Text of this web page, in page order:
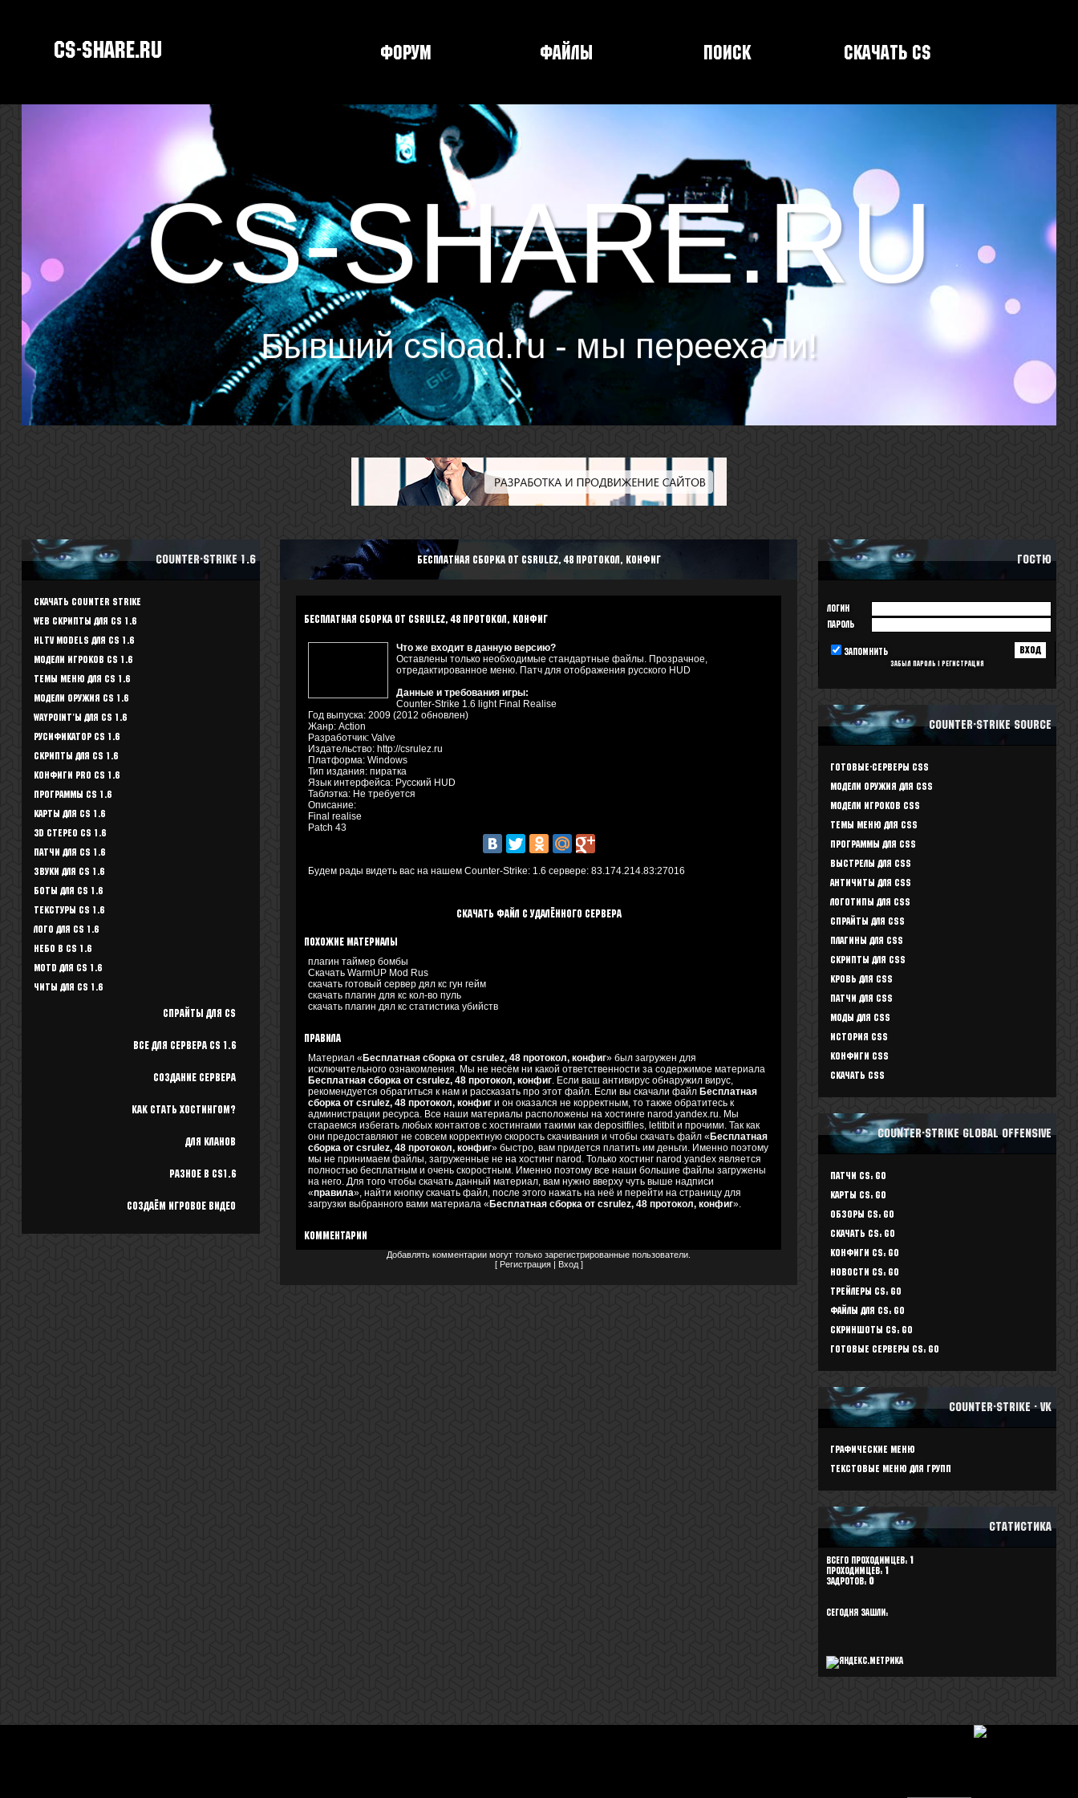
CS-SHARE.RU Форум Файлы Поиск Скачать CS
CS-SHARE.RU
Бывший csload.ru - мы переехали!
Counter-Strike 1.6
Скачать Counter Strike
WEB скрипты для CS 1.6
HLTV Models для CS 1.6
Модели игроков CS 1.6
Темы меню для CS 1.6
Модели оружия CS 1.6
Waypoint'ы для CS 1.6
Русификатор CS 1.6
Скрипты для CS 1.6
Конфиги Pro CS 1.6
Программы CS 1.6
Карты для CS 1.6
3D стерео CS 1.6
Патчи для CS 1.6
Звуки для CS 1.6
Боты для CS 1.6
Текстуры Cs 1.6
Лого для CS 1.6
Небо в CS 1.6
Motd для CS 1.6
Читы для CS 1.6
Спрайты для cs
Все для Сервера CS 1.6
Создание сервера
Как стать хостингом?
Для кланов
Разное в cs1.6
Создаём игровое видео
Бесплатная сборка от csrulez, 48 протокол, конфиг
Бесплатная сборка от csrulez, 48 протокол, конфиг
Что же входит в данную версию?
Оставлены только необходимые стандартные файлы. Прозрачное,
отредактированное меню. Патч для отображения русского HUD
Данные и требования игры:
Counter-Strike 1.6 light Final Realise
Год выпуска: 2009 (2012 обновлен)
Жанр: Action
Разработчик: Valve
Издательство: http://csrulez.ru
Платформа: Windows
Тип издания: пиратка
Язык интерфейса: Русский HUD
Таблэтка: Не требуется
Описание:
Final realise
Patch 43
Будем рады видеть вас на нашем Counter-Strike: 1.6 сервере:83.174.214.83:27016
Скачать файл с удалённого сервера
Похожие материалы
плагин таймер бомбы
Скачать WarmUP Mod Rus
скачать готовый сервер дял кс гун гейм
скачать плагин для кс кол-во пуль
скачать плагин дял кс статистика убийств
Правила
Материал « Бесплатная сборка от csrulez, 48 протокол, конфиг» был загружен для
исключительного ознакомления. Мы не несём ни какой ответственности за содержимое материала
Бесплатная сборка от csrulez, 48 протокол, конфиг. Если ваш антивирус обнаружил вирус,
рекомендуется обратиться к нам и рассказать про этот файл. Если вы скачали файл Бесплатная
сборка от csrulez, 48 протокол, конфиг и он оказался не корректным, то также обратитесь к
администрации ресурса. Все наши материалы расположены на хостинге narod.yandex.ru. Мы
стараемся избегать любых контактов с хостингами такими как depositfiles, letitbit и прочими. Так как
они предоставляют не совсем корректную скорость скачивания и чтобы скачать файл « Бесплатная
сборка от csrulez, 48 протокол, конфиг» быстро, вам придется платить им деньги. Именно поэтому
мы не принимаем файлы, загруженные не на хостинг narod. Только хостинг narod.yandex является
полностью бесплатным и очень скоростным. Именно поэтому все наши большие файлы загружены
на него. Для того чтобы скачать данный материал, вам нужно вверху чуть выше надписи
«правила», найти кнопку скачать файл, после этого нажать на неё и перейти на страницу для
загрузки выбранного вами материала « Бесплатная сборка от csrulez, 48 протокол, конфиг».
Комментарии
Добавлять комментарии могут только зарегистрированные пользователи.
[ Регистрация| Вход]
Гостю
Логин
Пароль
запомнить
Забыл пароль Регистрация
Counter-Strike Source
Готовые-Серверы CSS
Модели оружия для CSS
Модели игроков CSS
Темы меню для CSS
Программы для CSS
Выстрелы для CSS
Античиты для CSS
Логотипы для CSS
Спрайты для CSS
Плагины для CSS
Скрипты для CSS
Кровь для CSS
Патчи для CSS
Моды для CSS
История CSS
Конфиги CSS
Скачать CSS
Counter-Strike Global Offensive
Патчи CS: GO
Карты CS: GO
Обзоры CS: GO
Скачать CS: GO
Конфиги CS: GO
Новости CS: GO
Трейлеры CS: GO
Файлы для CS: GO
Скриншоты CS: GO
Готовые серверы CS: GO
Counter-Strike - vk
Графические меню
Текстовые меню для групп
Статистика
Всего проходимцев:
Проходимцев:
задротов:
0
Сегодня зашли: